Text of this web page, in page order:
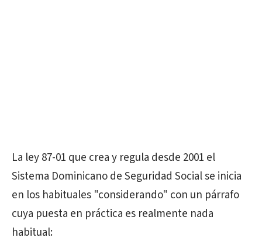
La ley 87-01 que crea y regula desde 2001 el
Sistema Dominicano de Seguridad Social se inicia
en los habituales "considerando" con un párrafo
cuya puesta en práctica es realmente nada
habitual: